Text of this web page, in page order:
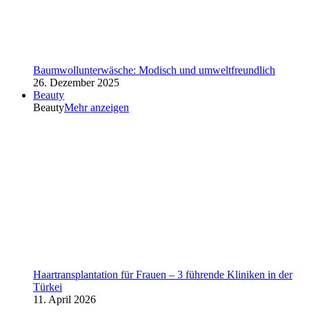
Baumwollunterwäsche: Modisch und umweltfreundlich
26. Dezember 2025
Beauty
BeautyMehr anzeigen
Haartransplantation für Frauen – 3 führende Kliniken in der
Türkei
11. April 2026